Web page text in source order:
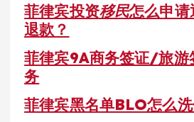
菲律宾投资移民怎么申请
退款？
菲律宾9A商务签证/旅游
务
菲律宾黑名单BLO怎么洗